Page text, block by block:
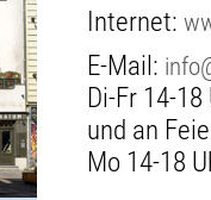
Internet:
E-Mail:
Di-Fr 14-
und an
Mo 14-18